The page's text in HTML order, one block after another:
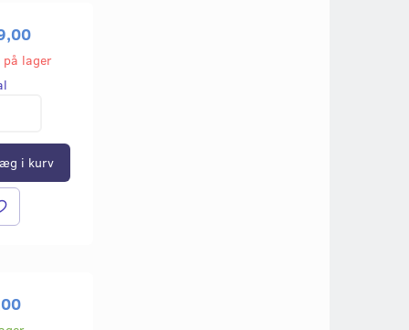
på lager
i kurv